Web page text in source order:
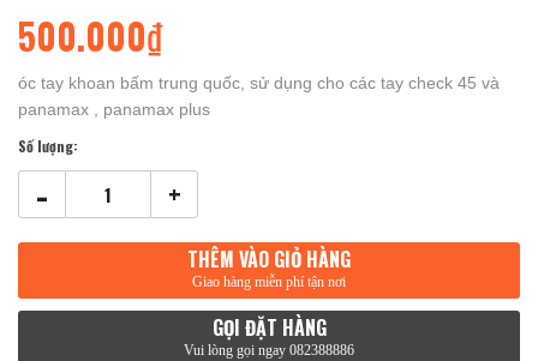
500.000₫
óc tay khoan bấm trung quốc, sử dụng cho các tay check 45 và
panamax , panamax plus
Số lượng:
- +
THÊM VÀO GIỎ HÀNG
Giao hàng miễn phí tận nơi
GỌI ĐẶT HÀNG
Vui lòng gọi ngay 082388886